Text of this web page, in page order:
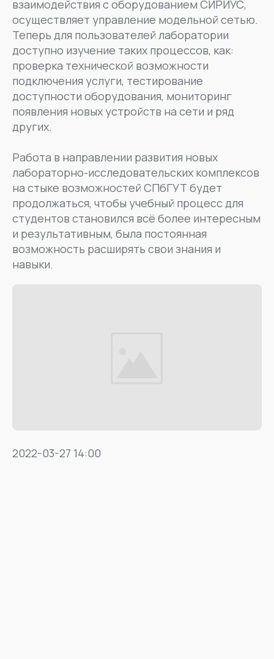
взаимодействия с оборудованием СИРИУС,
осуществляет управление модельной сетью.
Теперь для пользователей лаборатории
доступно изучение таких процессов, как:
проверка технической возможности
подключения услуги, тестирование
доступности оборудования, мониторинг
появления новых устройств на сети и ряд
других.
Работа в направлении развития новых
лабораторно-исследовательских комплексов
на стыке возможностей СПбГУТ будет
продолжаться, чтобы учебный процесс для
студентов становился всё более интересным
и результативным, была постоянная
возможность расширять свои знания и
навыки.
2022-03-27 14:00